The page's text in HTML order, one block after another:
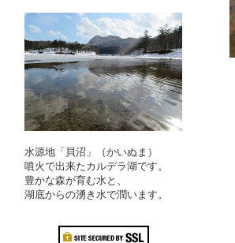
水源地「貝沼」（かいぬま）
噴火で出来たカルデラ湖です。
豊かな森が育む水と、
湖底からの湧き水で潤います。